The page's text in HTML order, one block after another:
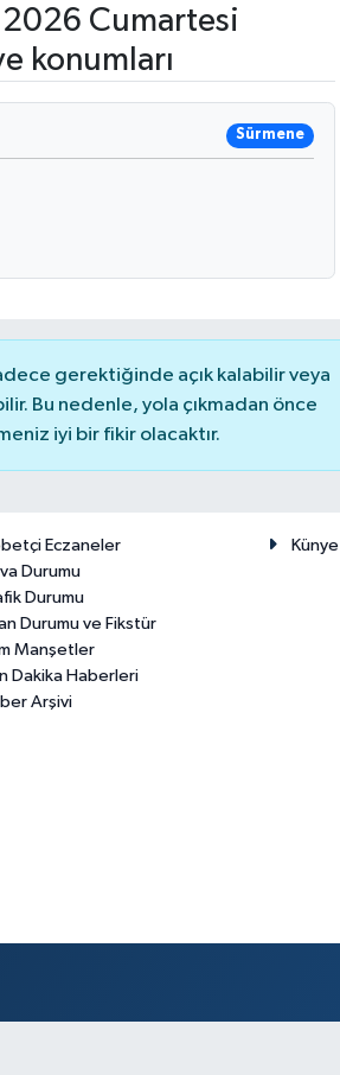
Cumartesi
konumları
Sürmene
gerektiğinde açık kalabilir veya
Bu nedenle, yola çıkmadan önce
iyi bir fikir olacaktır.
Eczaneler
Durumu
Durumu
Durumu ve Fikstür
Manşetler
Dakika Haberleri
Arşivi
Künye